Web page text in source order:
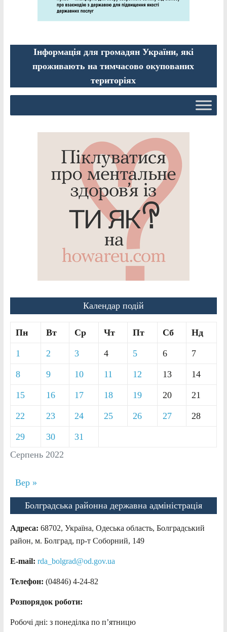
Інформація для громадян України, які
проживають на тимчасово окупованих
територіях
Календар подій
Серпень 2022
Пн Вт Ср Чт Пт Сб Нд
1 2 3 4 5 6 7
8 9 10 11 12 13 14
15 16 17 18 19 20 21
22 23 24 25 26 27 28
29 30 31
Вер »
Болградська районна державна адміністрація
Адреса: 68702, Україна, Одеська область, Болградський
район, м. Болград, пр-т Соборний, 149
E-mail: rda_bolgrad@od.gov.ua
Телефон: (04846) 4-24-82
Розпорядок роботи:
Робочі дні: з понеділка по п’ятницю